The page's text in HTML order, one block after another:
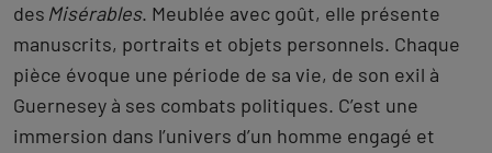
des Misérables. Meublée avec goût, elle présente
manuscrits, portraits et objets personnels. Chaque
pièce évoque une période de sa vie, de son exil à
Guernesey à ses combats politiques. C’est une
immersion dans l’univers d’un homme engagé et